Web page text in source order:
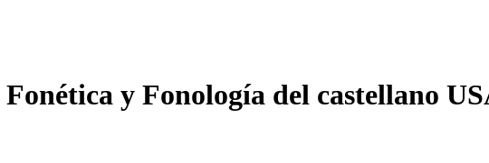
y Fonología del castellano